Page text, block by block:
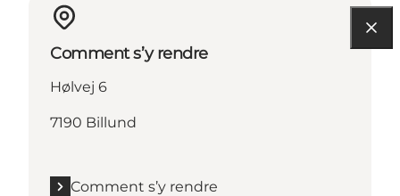
Comment s’y rendre
Hølvej 6
7190 Billund
Comment s’y rendre